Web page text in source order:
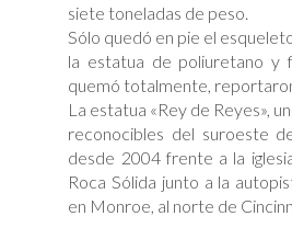
siete toneladas de peso.
Sólo quedó en pie el
la estatua de poliuretano y
quemó totalmente,
La estatua «Rey de Reyes»,
reconocibles del suroeste
desde 2004 frente a la
Roca Sólida junto a la
en Monroe, al norte de